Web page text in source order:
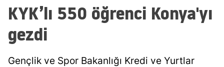
Amasya
KYK’lı 550 öğrenci Konya'yı
gezdi
Gençlik ve Spor Bakanlığı Kredi ve Yurtlar